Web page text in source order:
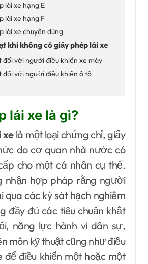
lái xe hạng E
lái xe hạng F
lái xe chuyên dùng
khi không có giấy phép lái xe
đối với người điều khiển xe máy
đối với người điều khiển ô tô
lái xe là gì?
xelà một loại chứng chỉ, giấy
do cơ quan nhà nước có
cho một cá nhân cụ thể.
nhận hợp pháp rằng người
qua các kỳ sát hạch nghiêm
đầy đủ các tiêu chuẩn khắt
năng lực hành vi dân sự,
môn kỹ thuật cũng như điều
để điều khiển một hoặc một